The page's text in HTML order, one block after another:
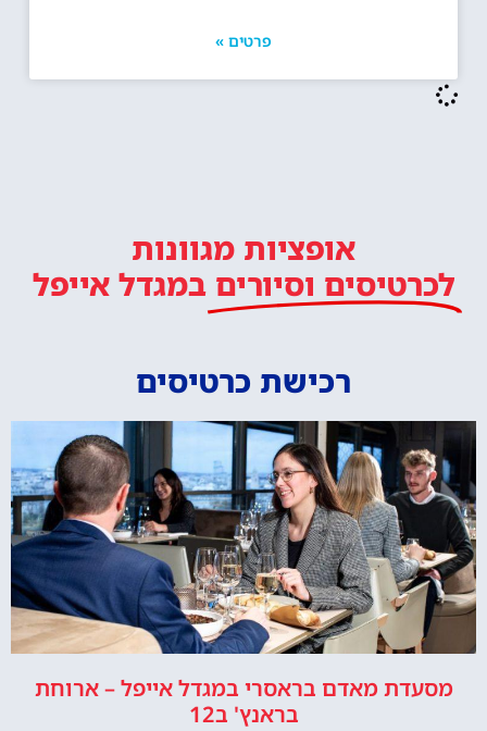
פרטים »
אופציות מגוונות
לכרטיסים וסיורים במגדל אייפל
רכישת כרטיסים
מסעדת מאדם בראסרי במגדל אייפל – ארוחת
בראנץ' ב12